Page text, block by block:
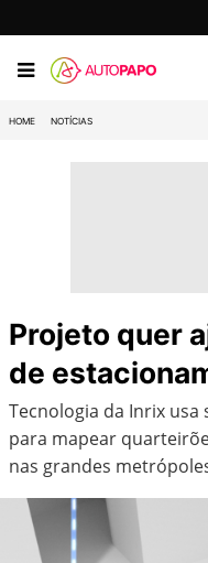
HOME NOTÍCIAS
Projeto quer
de
Tecnologia da Inrix
para mapear
nas grandes